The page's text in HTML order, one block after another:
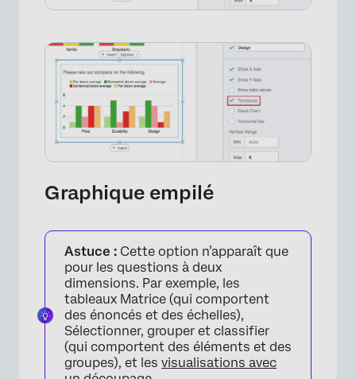
Graphique empilé
Astuce : Cette option n’apparaît que
pour les questions à deux
dimensions. Par exemple, les
tableaux Matrice (qui comportent
des énoncés et des échelles),
Sélectionner, grouper et classifier
(qui comportent des éléments et des
groupes), et les visualisations avec